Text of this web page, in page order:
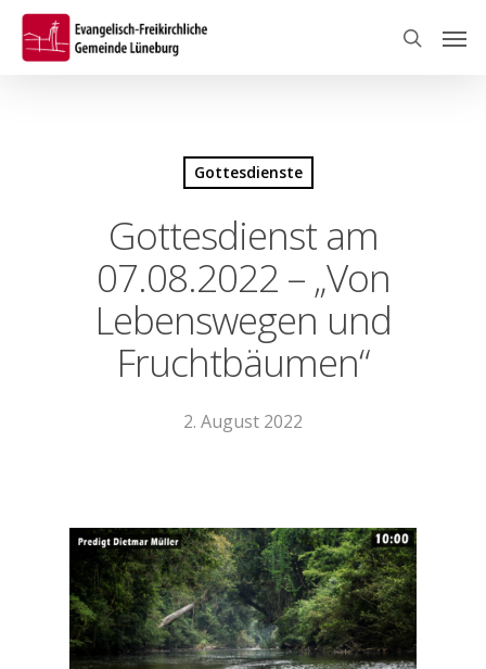
Skip
search
Gottesdienste
Gottesdienst am
07.08.2022 – „Von
Lebenswegen und
Fruchtbäumen“
2. August 2022